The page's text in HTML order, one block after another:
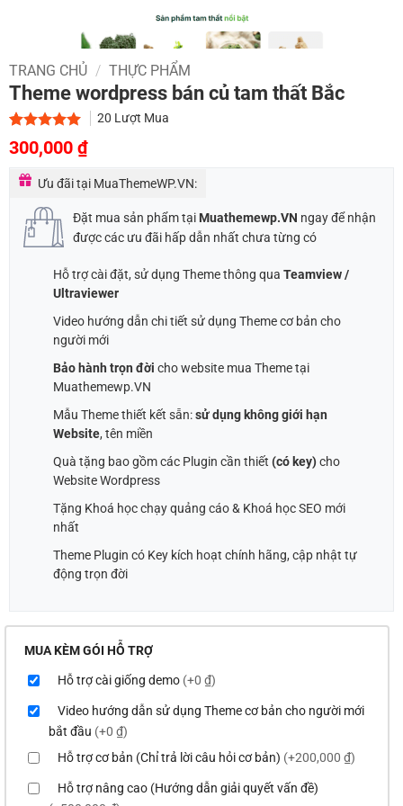
TRANG CHỦ / THỰC PHẨM
Theme wordpress bán củ tam thất Bắc
5.00trên 5
dựa trên
1
20 Lượt Mua
Giá
gốc
là:
700,000 ₫.
300,000 ₫Giá
tại
là:
300,000 ₫.
Ưu đãi tại MuaThemeWP.VN:
Đặt mua sản phẩm tại Muathemewp.VN ngay để nhận
được các ưu đãi hấp dẫn nhất chưa từng có
Hỗ trợ cài đặt, sử dụng Theme thông qua Teamview /
Ultraviewer
Video hướng dẫn chi tiết sử dụng Theme cơ bản cho
người mới
Bảo hành trọn đời cho website mua Theme tại
Muathemewp.VN
Mẫu Theme thiết kết sẵn:sử dụng không giới hạn
Website, tên miền
Quà tặng bao gồm các Plugin cần thiết (có key)cho
Website Wordpress
Tặng Khoá học chạy quảng cáo & Khoá học SEO mới
nhất
Theme Plugin có Key kích hoạt chính hãng, cập nhật tự
động trọn đời
MUA KÈM GÓI HỖ TRỢ
Hỗ trợ cài giống demo (+0 ₫)
Video hướng dẫn sử dụng Theme cơ bản cho người mới
bắt đầu (+0 ₫)
Hỗ trợ cơ bản (Chỉ trả lời câu hỏi cơ bản) (+200,000 ₫)
Hỗ trợ nâng cao (Hướng dẫn giải quyết vấn đề)